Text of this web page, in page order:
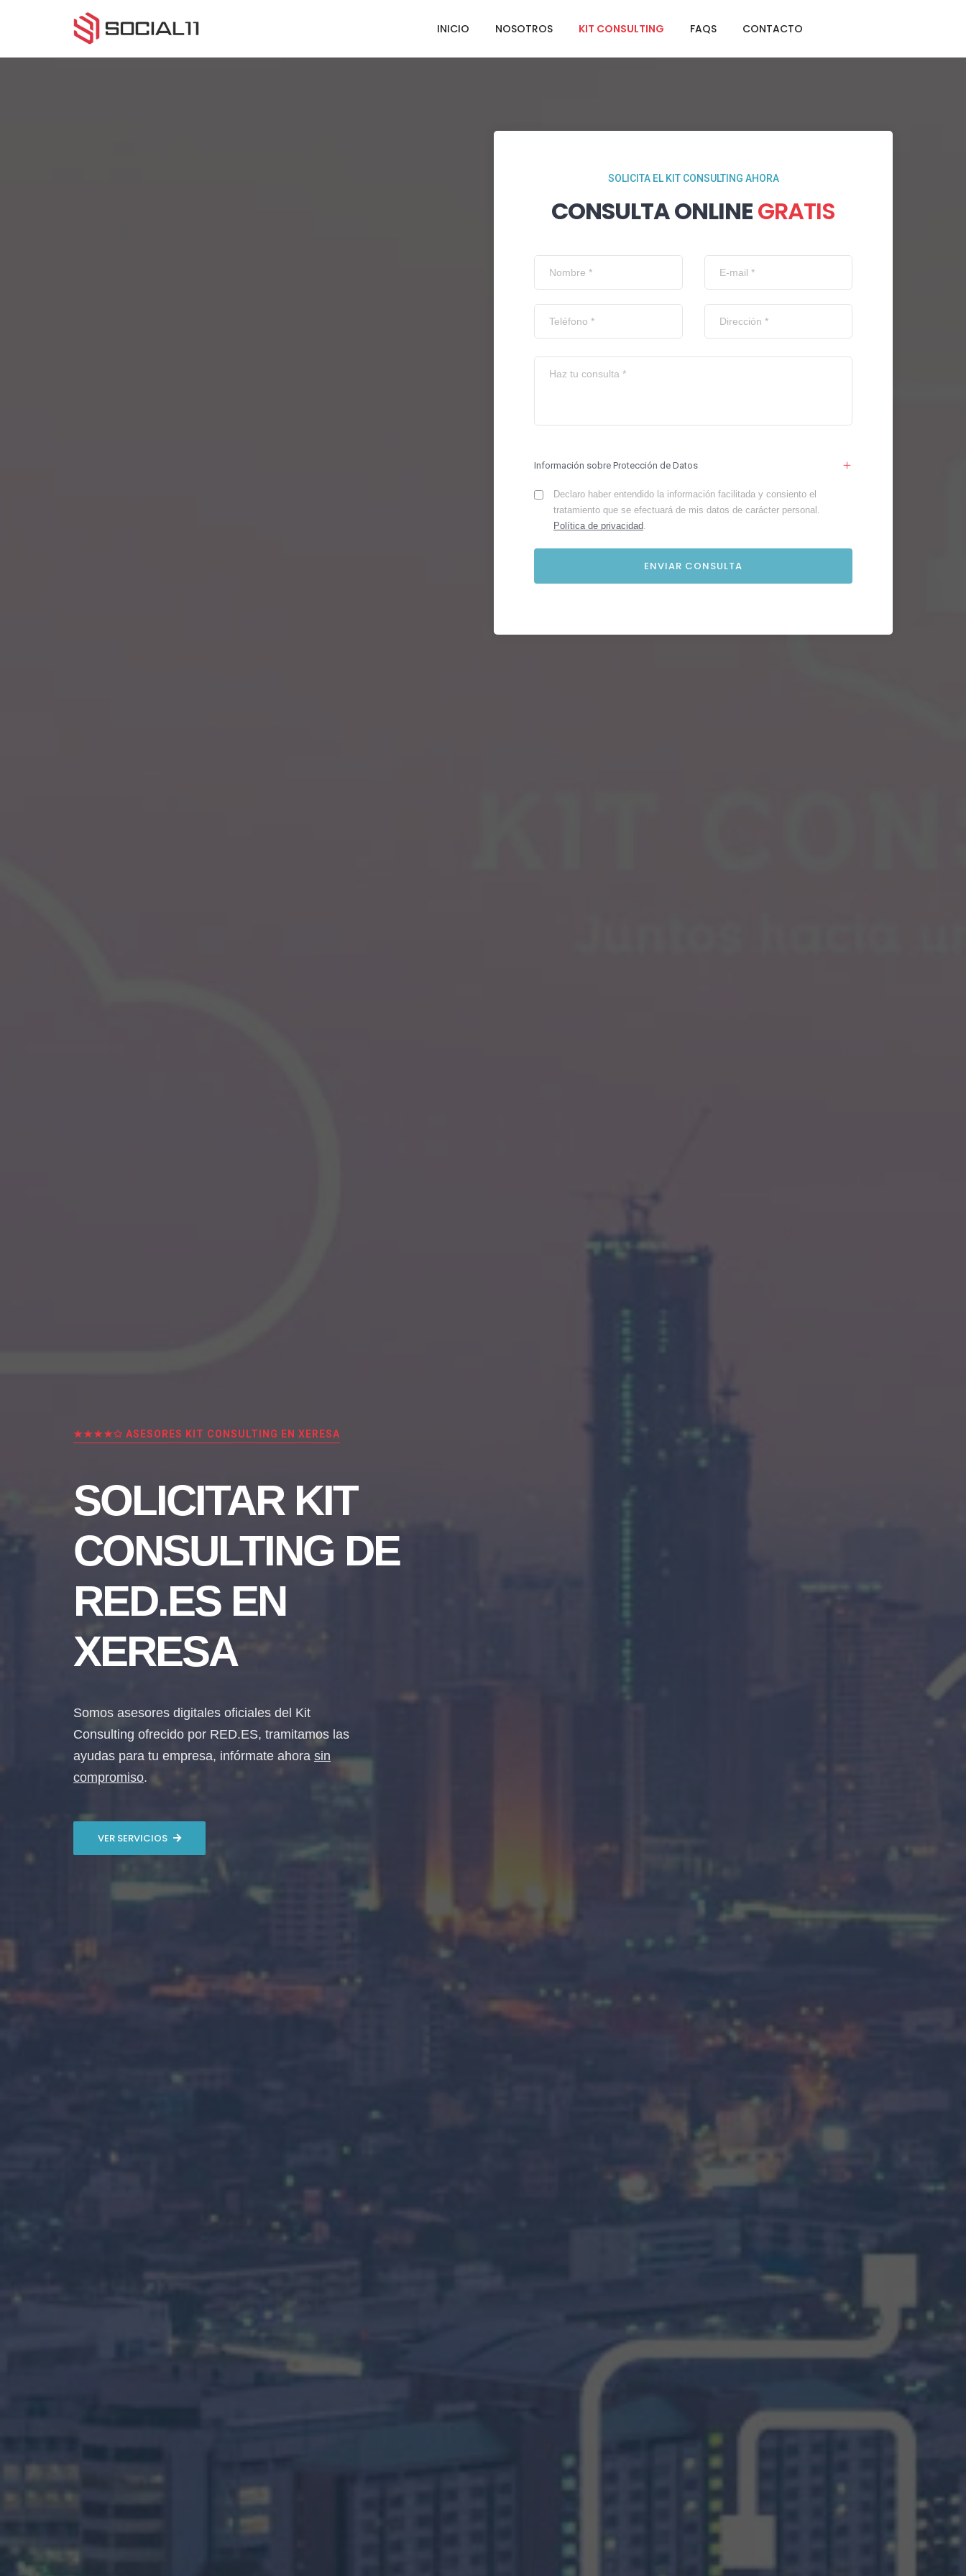
INICIO NOSOTROS KIT CONSULTING FAQS CONTACTO
★★★★✩ ASESORES KIT CONSULTING EN XERESA
SOLICITAR KIT
CONSULTING DE
RED.ES EN
XERESA
Somos asesores digitales oficiales del Kit
Consulting ofrecido por RED.ES, tramitamos las
ayudas para tu empresa, infórmate ahora sin
compromiso.
VER SERVICIOS
SOLICITA EL KIT CONSULTING AHORA
CONSULTA ONLINEGRATIS
Información sobre Protección de Datos
Declaro haber entendido la información facilitada y consiento el
tratamiento que se efectuará de mis datos de carácter personal.
Política de privacidad.